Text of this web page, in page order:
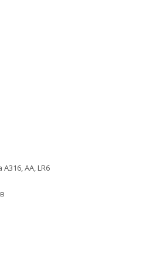
АА, LR6